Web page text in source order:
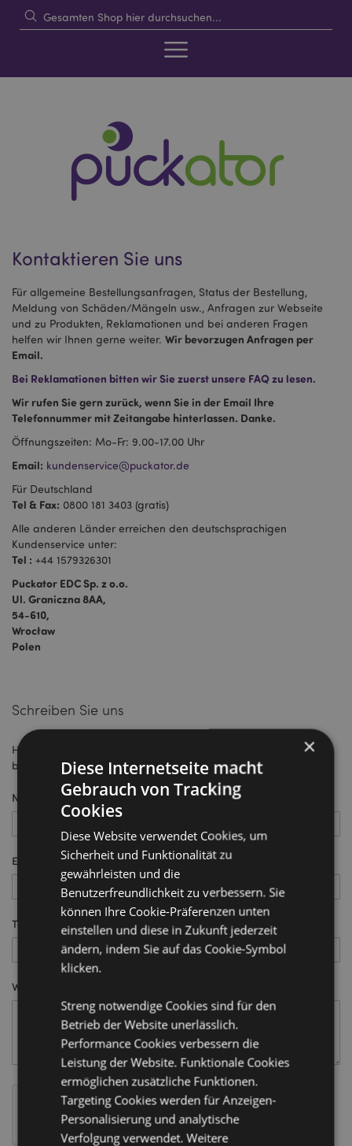
Kontaktieren Sie uns
Für allgemeine Bestellungsanfragen, Status der Bestellung,
Meldung von Schäden/Mängeln usw., Anfragen zur Webseite
und zu Produkten, Reklamationen und bei anderen Fragen
helfen wir Ihnen gerne weiter. Wir bevorzugen Anfragen per
Email.
Bei Reklamationen bitten wir Sie zuerst unsere FAQ zu lesen.
Wir rufen Sie gern zurück, wenn Sie in der Email Ihre
Telefonnummer mit Zeitangabe hinterlassen. Danke.
Öffnungszeiten: Mo-Fr: 9.00-17.00 Uhr
Email: kundenservice@puckator.de
Für Deutschland
Tel & Fax: 0800 181 3403 (gratis)
Alle anderen Länder erreichen den deutschsprachigen
Kundenservice unter:
Tel : +44 1579326301
Puckator EDC Sp. z o.o.
Ul. Graniczna 8AA,
54-610,
Wrocław
Polen
Schreiben Sie uns
Hinterlassen Sie uns eine Nachricht, und wir melden uns
baldmöglichst bei Ihnen.
Name
E-Mail
Telefonnummer
Was ist Ihre Meinung?
×
Diese Internetseite macht
Gebrauch von Tracking
Cookies
Diese Website verwendet Cookies, um
Sicherheit und Funktionalität zu
gewährleisten und die
Benutzerfreundlichkeit zu verbessern. Sie
können Ihre Cookie-Präferenzen unten
einstellen und diese in Zukunft jederzeit
ändern, indem Sie auf das Cookie-Symbol
klicken.
Streng notwendige Cookies sind für den
Betrieb der Website unerlässlich.
Performance Cookies verbessern die
Leistung der Website. Funktionale Cookies
ermöglichen zusätzliche Funktionen.
Targeting Cookies werden für Anzeigen-
Personalisierung und analytische
Verfolgung verwendet. Weitere